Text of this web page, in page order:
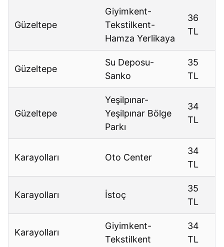
Güzeltepe
Giyimkent-
Tekstilkent-
Hamza Yerlikaya
36
TL
Güzeltepe
Su Deposu-
Sanko
35
TL
Güzeltepe
Yeşilpınar-
Yeşilpınar Bölge
Parkı
34
TL
Karayolları Oto Center
34
TL
Karayolları İstoç
35
TL
Karayolları
Giyimkent-
Tekstilkent
34
TL